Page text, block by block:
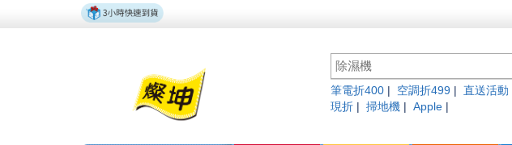
筆電折400 空調折499 直送活動
現折
掃地機 Apple